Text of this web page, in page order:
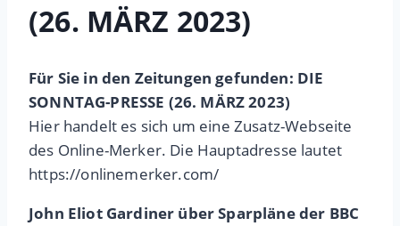
(26. MÄRZ 2023)
Für Sie in den Zeitungen gefunden: DIE
SONNTAG-PRESSE (26. MÄRZ 2023)
Hier handelt es sich um eine Zusatz-Webseite
des Online-Merker. Die Hauptadresse lautet
https://onlinemerker.com/
John Eliot Gardiner über Sparpläne der BBC